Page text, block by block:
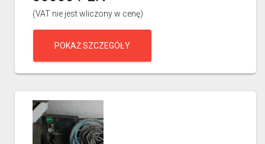
(VAT nie jest wliczony w cenę)
POKAŻ SZCZEGÓŁY